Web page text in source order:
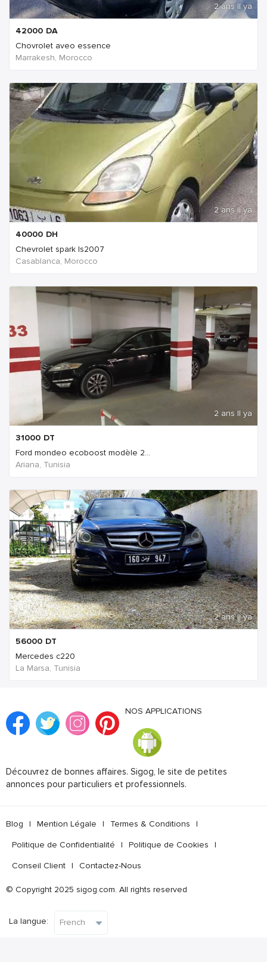
2 ans Il ya
42000 DA
Chovrolet aveo essence
Marrakesh, Morocco
2 ans Il ya
40000 DH
Chevrolet spark ls2007
Casablanca, Morocco
2 ans Il ya
31000 DT
Ford mondeo ecoboost modèle 2...
Ariana, Tunisia
2 ans Il ya
56000 DT
Mercedes c220
La Marsa, Tunisia
NOS APPLICATIONS
Découvrez de bonnes affaires. Sigog, le site de petites
annonces pour particuliers et professionnels.
Blog | Mention Légale | Termes & Conditions |
Politique de Confidentialité | Politique de Cookies |
Conseil Client | Contactez-Nous
© Copyright 2025 sigog.com. All rights reserved
La langue: